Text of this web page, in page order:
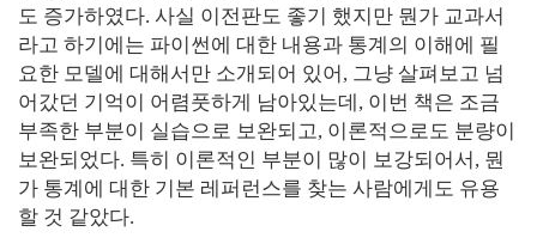
도 증가하였다. 사실 이전판도 좋기 했지만 뭔가 교과서
라고 하기에는 파이썬에 대한 내용과 통계의 이해에 필
요한 모델에 대해서만 소개되어 있어, 그냥 살펴보고 넘
어갔던 기억이 어렴풋하게 남아있는데, 이번 책은 조금
부족한 부분이 실습으로 보완되고, 이론적으로도 분량이
보완되었다. 특히 이론적인 부분이 많이 보강되어서, 뭔
가 통계에 대한 기본 레퍼런스를 찾는 사람에게도 유용
할 것 같았다.